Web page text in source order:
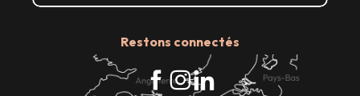
Restons connectés